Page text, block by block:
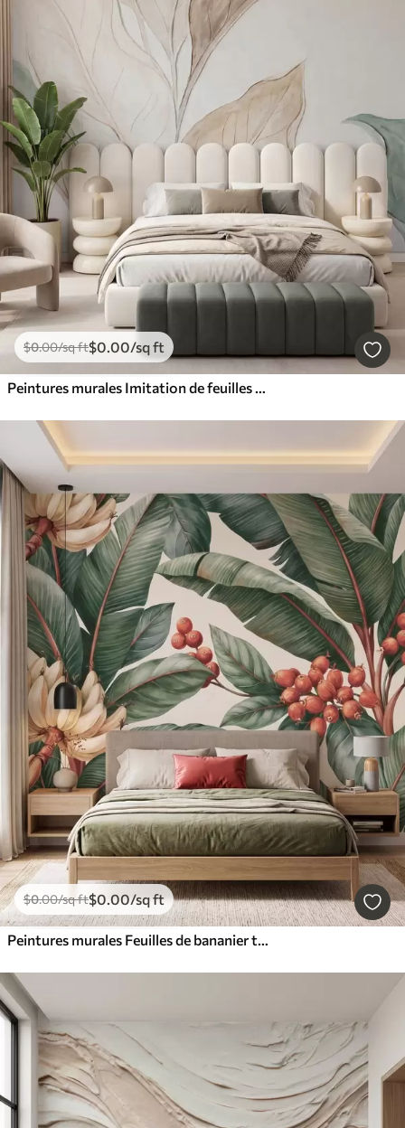
$0.00/sq ft$0.00/sq ft
Peintures murales Imitation de feuilles délicates de couleur beige-vert, moulées en relief
$0.00/sq ft$0.00/sq ft
Peintures murales Feuilles de bananier tropicales ornées de grappes de baies de café rouges, style aquarelle